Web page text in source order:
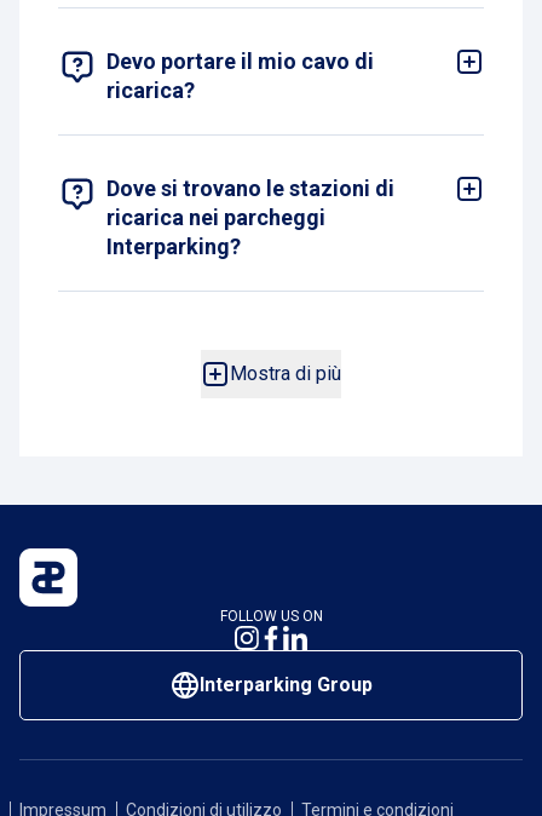
Interparking Italia o cercare direttamente i
mappa online.
Devo portare il mio cavo di
ricarica?
ricarica di tipo 2.
Dove si trovano le stazioni di
ricarica nei parcheggi
Interparking?
parcheggi Interparking in tutta Italia, posizionate
Mostra di più
FOLLOW US ON
Interparking Group
Impressum Condizioni di utilizzo Termini e condizioni